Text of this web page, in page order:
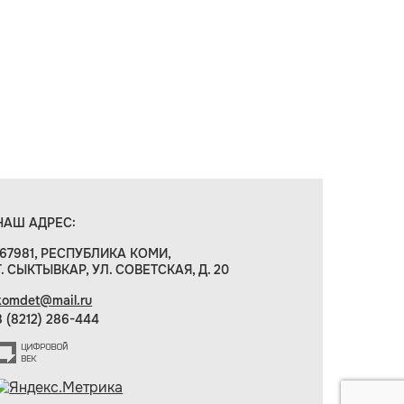
АДРЕС:
РЕСПУБЛИКА КОМИ,
СЫКТЫВКАР, УЛ. СОВЕТСКАЯ, Д. 20
(8212) 286-444